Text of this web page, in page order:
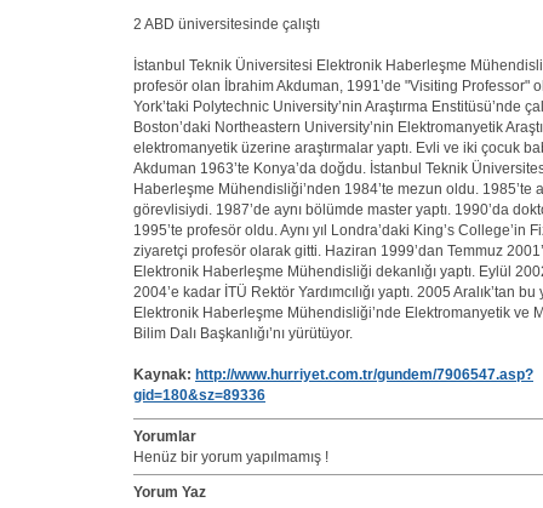
2 ABD üniversitesinde çalıştı
İstanbul Teknik Üniversitesi Elektronik Haberleşme
profesör olan İbrahim Akduman, 1991’de "Visiting Professor"
York’taki Polytechnic University’nin Araştırma Enstitüsü’nde
Boston’daki Northeastern University’nin Elektromanyetik
elektromanyetik üzerine araştırmalar yaptı. Evli ve iki çocuk
Akduman 1963’te Konya’da doğdu. İstanbul Teknik
Haberleşme Mühendisliği’nden 1984’te mezun oldu. 1985’te
görevlisiydi. 1987’de aynı bölümde master yaptı. 1990’da
1995’te profesör oldu. Aynı yıl Londra’daki King’s College’in
ziyaretçi profesör olarak gitti. Haziran 1999’dan Temmuz
Elektronik Haberleşme Mühendisliği dekanlığı yaptı. Eylül
2004’e kadar İTÜ Rektör Yardımcılığı yaptı. 2005 Aralık’tan
Elektronik Haberleşme Mühendisliği’nde Elektromanyetik ve
Bilim Dalı Başkanlığı’nı yürütüyor.
Kaynak: http://www.hurriyet.com.tr/gundem/7906547.asp?
gid=180&sz=89336
Yorumlar
Henüz bir yorum yapılmamış !
Yorum Yaz